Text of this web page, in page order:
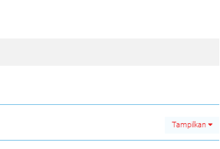
Tampilkan